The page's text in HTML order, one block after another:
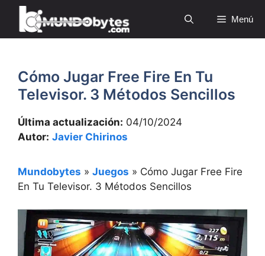
Saltar
contenido
Menú
Cómo Jugar Free Fire En Tu
Televisor. 3 Métodos Sencillos
Última actualización: 04/10/2024
Autor: Javier Chirinos
Mundobytes » Juegos » Cómo Jugar Free Fire
En Tu Televisor. 3 Métodos Sencillos